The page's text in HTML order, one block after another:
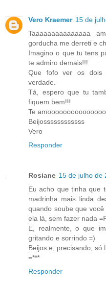
Vero Kraemer 15 de
Taaaaaaaaaaaaaaa
gorducha me derreti e
Imagino o que tu tens
te admiro demais!!!
Que fofo ver os dois
verdade.
Tá, espero que tu
fiquem bem!!!
Te
Beijossssssssssss
Vero
Responder
Rosiane 15 de julho de
Eu acho que tinha que
madrinha mais linda
quando soube que
ela lá, sem fazer nada
E, realmente, o que
gritando e sorrindo =)
Beijos e, precisando, só
=***
Responder